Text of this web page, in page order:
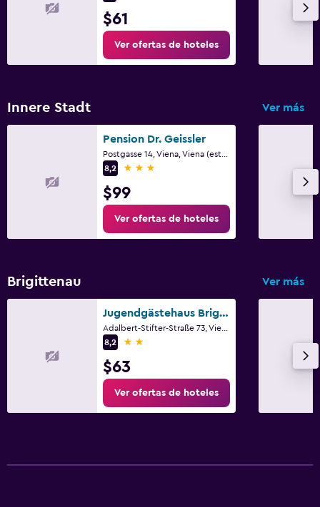
$61
Ver ofertas de hoteles
Innere Stadt Ver más
Pension Dr. Geissler
8,2
3 estrellas
$99
Ver ofertas de hoteles
Brigittenau Ver más
Jugendgästehaus Brigittenau & Brigittenau Youth Palace
8,2
2 estrellas
$63
Ver ofertas de hoteles